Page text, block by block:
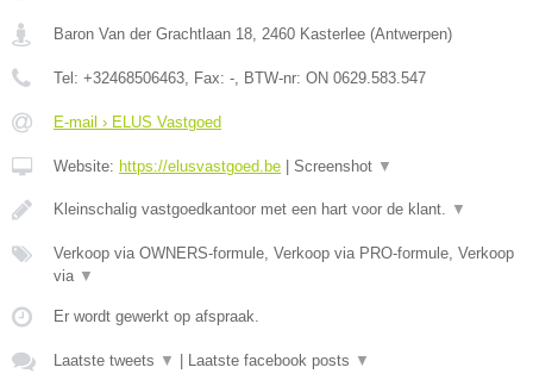
Baron Van der Grachtlaan 18, 2460 Kasterlee (Antwerpen)
Tel: +32468506463, Fax: -, BTW-nr: ON 0629.583.547
E-mail › ELUS Vastgoed
Website: https://elusvastgoed.be Screenshot ▼
Kleinschalig vastgoedkantoor met een hart voor de klant. ▼
Verkoop via OWNERS-formule, Verkoop via PRO-formule, Verkoop
via ▼
Er wordt gewerkt op afspraak.
Laatste tweets ▼ Laatste facebook posts ▼